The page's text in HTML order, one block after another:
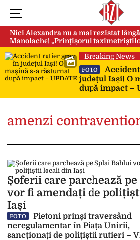
Nici Alexandra nu a mai rezistat
Manolache! „Prințișorul
după doi ani de căsnicie
Breaking News
FOTO
județul Iași! O
după impact –
amenzi
Șoferii care parchează
vor fi amendați de
Iași
FOTO
Pietoni prinși traversând
neregulamentar în Piața Unirii,
sancționați de polițiștii rutieri –